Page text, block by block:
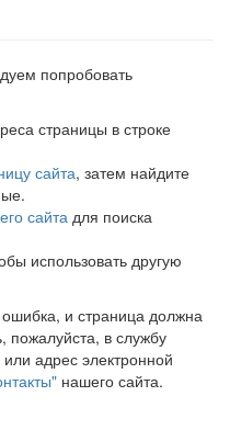
попробовать
страницы в строке
сайта, затем найдите
сайтадля поиска
использовать другую
и страница должна
пожалуйста, в службу
адрес электронной
нашего сайта.